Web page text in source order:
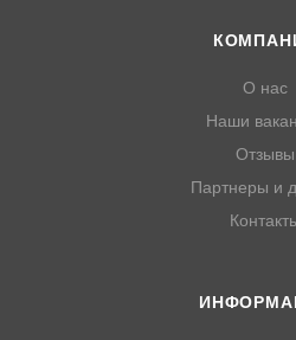
О нас
Наши
Отзывы
Партнеры и